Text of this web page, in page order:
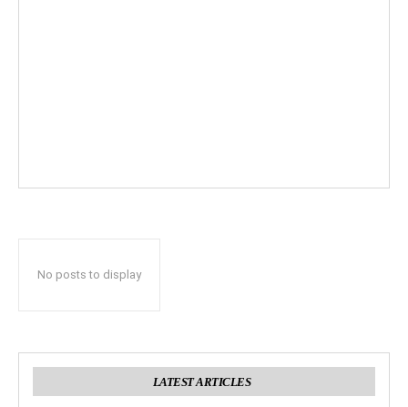
No posts to display
LATEST ARTICLES